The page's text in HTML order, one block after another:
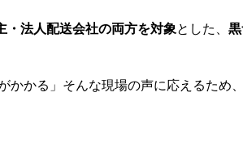
・法人配送会社の両方を対象とした、
かかる」そんな現場の声に応えるため、